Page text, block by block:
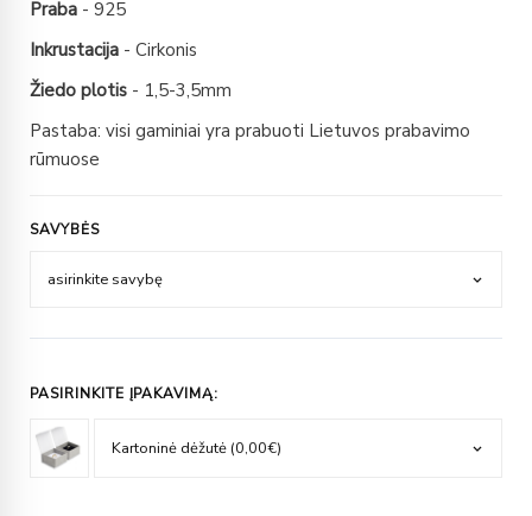
Praba - 925
Inkrustacija - Cirkonis
Žiedo plotis - 1,5-3,5mm
Pastaba: visi gaminiai yra prabuoti Lietuvos prabavimo
rūmuose
SAVYBĖS
PASIRINKITE ĮPAKAVIMĄ: